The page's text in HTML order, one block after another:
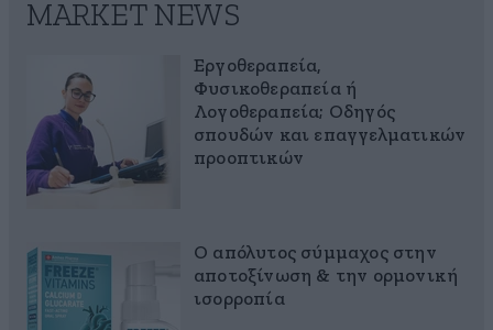
MARKET NEWS
Εργοθεραπεία,
Φυσικοθεραπεία ή
Λογοθεραπεία; Οδηγός
σπουδών και επαγγελματικών
προοπτικών
Ο απόλυτος σύμμαχος στην
αποτοξίνωση & την ορμονική
ισορροπία